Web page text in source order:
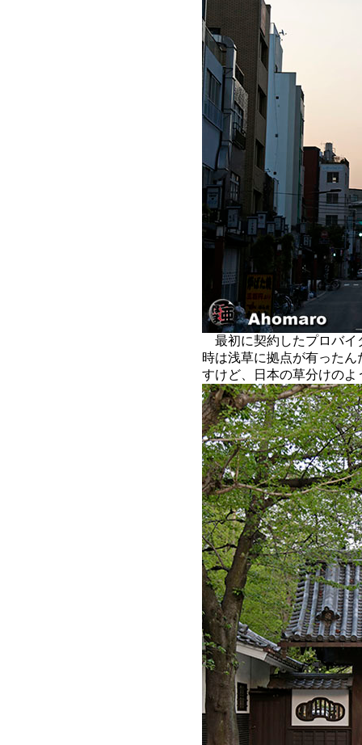
最初に契約したプロバイ
時は浅草に拠点が有った
すけど、日本の草分けのよ